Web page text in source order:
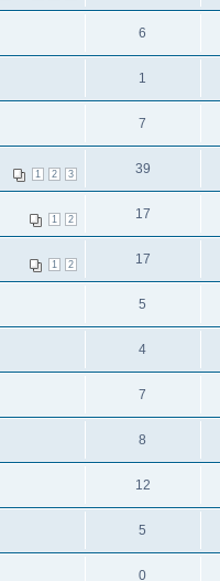
6
1
7
1 2 3 39
1 2 17
1 2 17
5
4
7
8
12
5
0